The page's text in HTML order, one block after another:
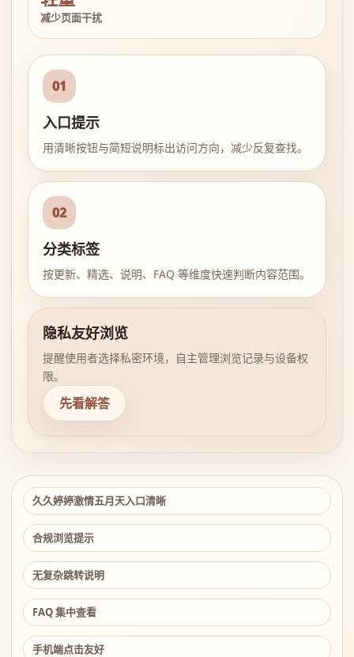
减少页面干扰
01
入口提示
用清晰按钮与简短说明标出访问方向，减少反复查找。
02
分类标签
按更新、精选、说明、FAQ 等维度快速判断内容范围。
隐私友好浏览
提醒使用者选择私密环境，自主管理浏览记录与设备权
限。
先看解答
久久婷婷激情五月天入口清晰
合规浏览提示
无复杂跳转说明
FAQ 集中查看
手机端点击友好